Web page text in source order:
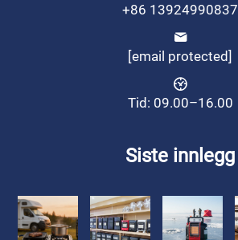
+86 13924990837
[email protected]
Tid: 09.00–16.00
Siste innlegg